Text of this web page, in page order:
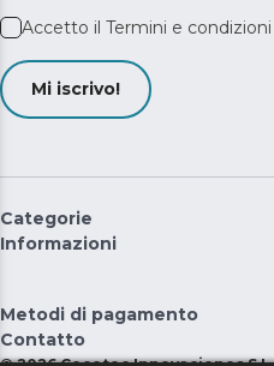
Accetto il Termini e condizioni
Mi iscrivo!
Categorie
Informazioni
Metodi di pagamento
Contatto